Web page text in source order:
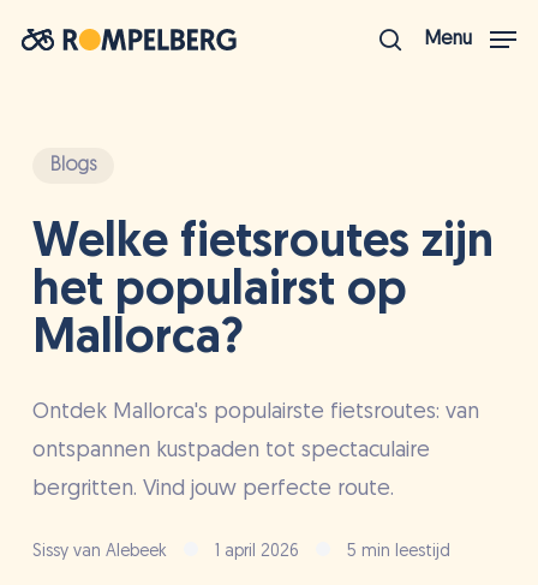
naar
Menu
Blogs
Welke fietsroutes zijn
het populairst op
Mallorca?
Ontdek Mallorca's populairste fietsroutes: van
ontspannen kustpaden tot spectaculaire
bergritten. Vind jouw perfecte route.
Sissy van Alebeek 1 april 2026 5 min leestijd